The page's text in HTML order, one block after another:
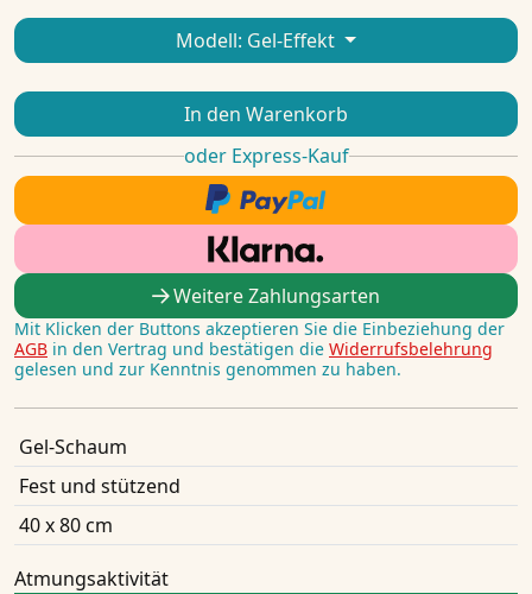
Modell: Gel-Effekt
In den Warenkorb
oder Express-Kauf
Weitere Zahlungsarten
Mit Klicken der Buttons akzeptieren Sie die Einbeziehung der
AGB in den Vertrag und bestätigen die Widerrufsbelehrung
gelesen und zur Kenntnis genommen zu haben.
Gel-Schaum
Fest und stützend
40 x 80 cm
Atmungsaktivität